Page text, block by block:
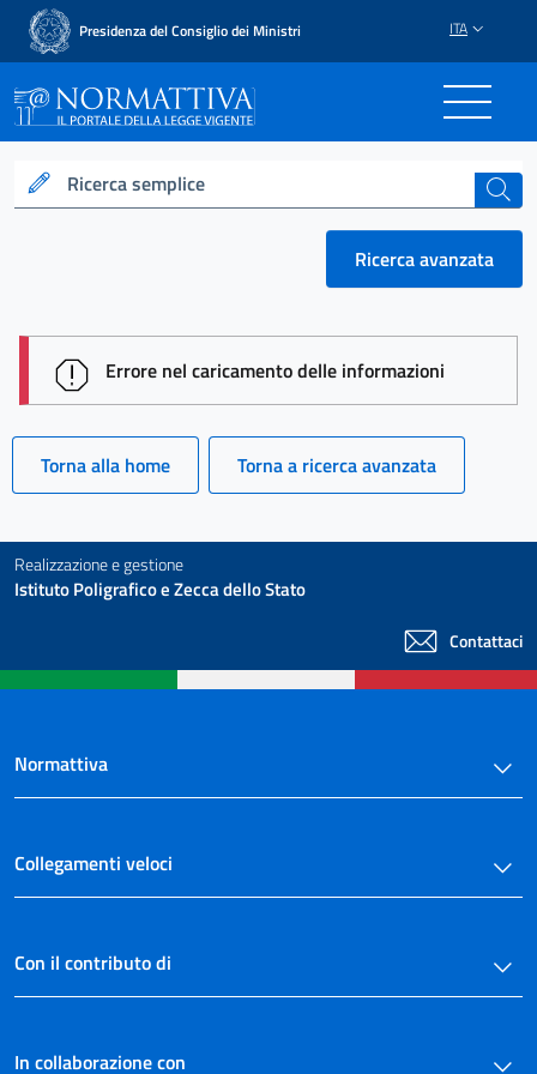
Presidenza del Consiglio dei Ministri ITA
Normattiva - Il portale
Ricerca semplice cerca
Ricerca avanzata
session id: gnw-rTU51jYeUj_IfcEPtxMWDhZLZknjH-
Errore nel caricamento delle informazioni
Torna alla home Torna a ricerca avanzata
Realizzazione e gestione
Istituto Poligrafico e Zecca dello Stato
Contattaci
Normattiva
Collegamenti veloci
Con il contributo di
In collaborazione con